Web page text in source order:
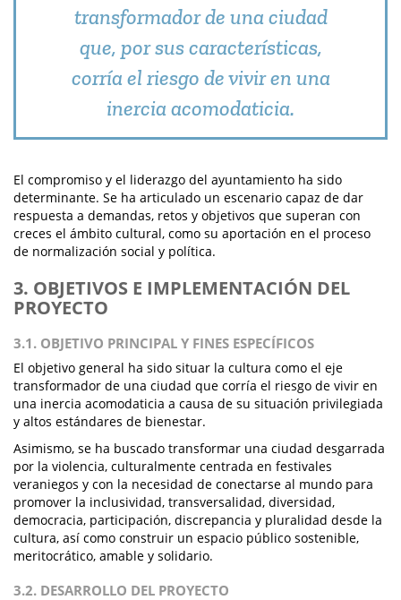
transformador de una ciudad
que, por sus características,
corría el riesgo de vivir en una
inercia acomodaticia.
El compromiso y el liderazgo del ayuntamiento ha sido
determinante. Se ha articulado un escenario capaz de dar
respuesta a demandas, retos y objetivos que superan con
creces el ámbito cultural, como su aportación en el proceso
de normalización social y política.
3. OBJETIVOS E IMPLEMENTACIÓN DEL
PROYECTO
3.1. OBJETIVO PRINCIPAL Y FINES ESPECÍFICOS
El objetivo general ha sido situar la cultura como el eje
transformador de una ciudad que corría el riesgo de vivir en
una inercia acomodaticia a causa de su situación privilegiada
y altos estándares de bienestar.
Asimismo, se ha buscado transformar una ciudad desgarrada
por la violencia, culturalmente centrada en festivales
veraniegos y con la necesidad de conectarse al mundo para
promover la inclusividad, transversalidad, diversidad,
democracia, participación, discrepancia y pluralidad desde la
cultura, así como construir un espacio público sostenible,
meritocrático, amable y solidario.
3.2. DESARROLLO DEL PROYECTO